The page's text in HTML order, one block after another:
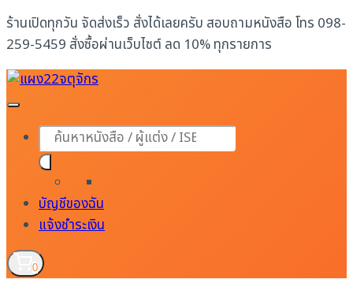
Skip
to
content
ร้านเปิดทุกวัน จัดส่งเร็ว สั่งได้เลยครับ สอบถามหนังสือ โทร 098-
259-5459 สั่งซื้อผ่านเว็บไซต์ ลด 10% ทุกรายการ
Products
search
บัญชีของฉัน
แจ้งชำระเงิน
0